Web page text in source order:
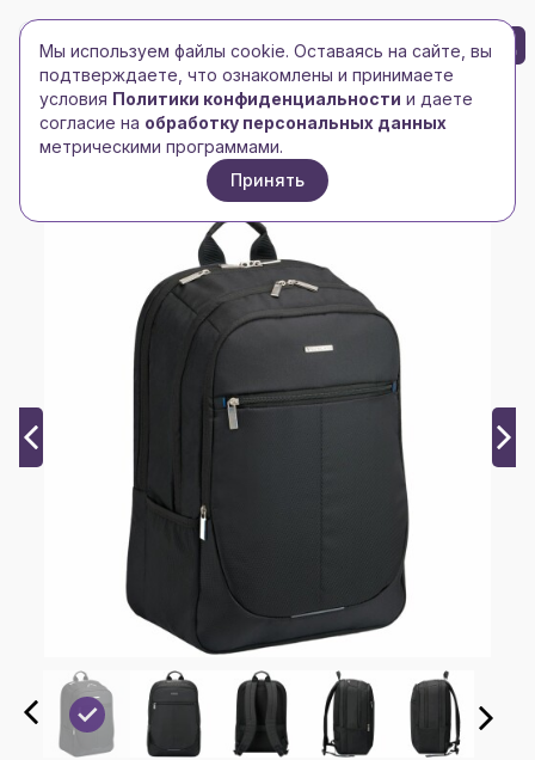
Toggle navigation
Toggle navigation
БРЕНД-ЛОГО 0
Главная/Рюкзаки/Рюкзаки на каждый день /
Рюкзак Easy Office, черный
Мы используем файлы cookie. Оставаясь на сайте, вы
подтверждаете, что ознакомлены и принимаете
условия Политики конфиденциальности и даете
согласие на обработку персональных данных
метрическими программами.
Принять